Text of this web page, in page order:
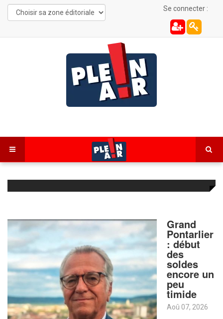
Se connecter :
Grand
Pontarlier
: début
des
soldes
encore un
peu
timide
Aoû 07, 2026